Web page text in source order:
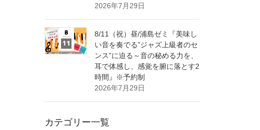
2026年7月29日
8/11（祝）昼/浦島ゼミ『美味し
い音を奏でる”ジャズ上級者のセ
ンス”に迫る～音の秘める力を、
耳で体感し、感覚を腑に落とす2
時間』※予約制
2026年7月29日
カテゴリー一覧